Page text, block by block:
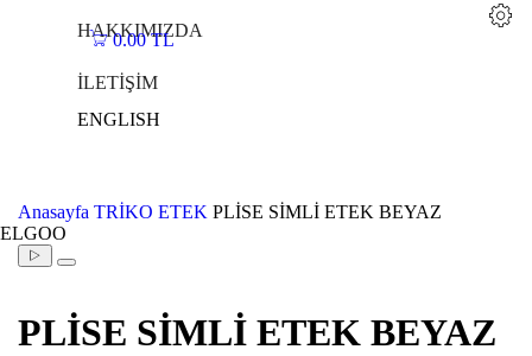
HAKKIMIZDA
İLETİŞİM
ENGLISH
0 0.00 TL
Anasayfa TRİKO ETEK PLİSE SİMLİ ETEK BEYAZ
ELGOO
PLİSE SİMLİ ETEK BEYAZ